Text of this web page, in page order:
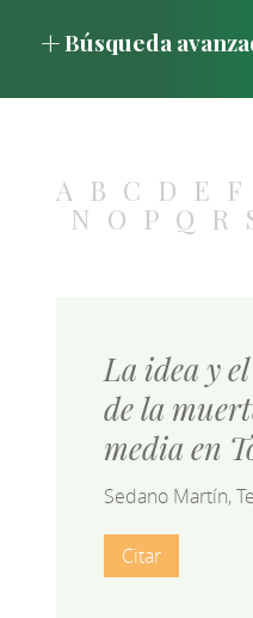
Búsqueda
A B C D E F
N O P Q R
La idea y
de la
media en
Sedano Martín,
Citar